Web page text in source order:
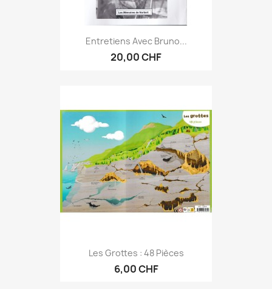
Entretiens Avec Bruno...
20,00 CHF
Les Grottes : 48 Pièces
6,00 CHF